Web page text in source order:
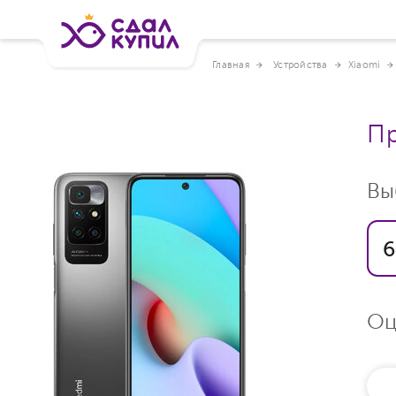
Главная Устройства Xiaomi